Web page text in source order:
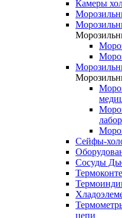
Камеры
Сейфы-
Сосуды
цепи